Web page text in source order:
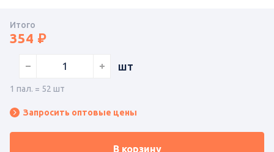
Итого
354
шт
1 пал. = 52 шт
Запросить оптовые цены
В корзину